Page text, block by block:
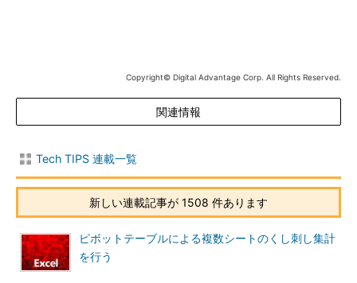
うになる（文字コードはシフトJISとする）。jhdは16進数形式で
ダンプするコマンドである（標準コマンドではない）。黄色の部
分が改行コードを表している。
C:\Text> jhd dos.txt ……DOS／Windows形式
00000000 53 61 6D 70 6C 65 20 74 65 78 74
83 Sample text..サン
Copyright© Digital Advantage Corp. All Rights Reserved.
関連情報
Tech TIPS 連載一覧
新しい連載記事が 1508 件あります
ピボットテーブルによる複数シートのくし刺し集計
を行う